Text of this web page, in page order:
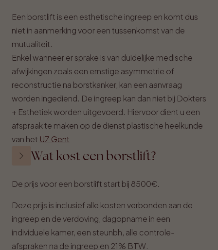
Een borstlift is een esthetische ingreep en komt dus
niet in aanmerking voor een tussenkomst van de
mutualiteit.
Enkel wanneer er sprake is van duidelijke medische
afwijkingen zoals een ernstige asymmetrie of
reconstructie na borstkanker, kan een aanvraag
worden ingediend. De ingreep kan dan niet bij Dokters
+ Esthetiek worden uitgevoerd. Hiervoor dient u een
afspraak te maken op de dienst plastische heelkunde
van het UZ Gent
Wat kost een borstlift?
De prijs voor een borstlift start bij 8500€.
Deze prijs is inclusief alle kosten verbonden aan de
ingreep en de verdoving, dagopname in een
individuele kamer, een steunbh, alle controle-
afspraken na de ingreep en 21% BTW.